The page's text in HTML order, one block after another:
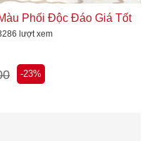
Phối Độc Đáo Giá Tốt
lượt xem
-23%